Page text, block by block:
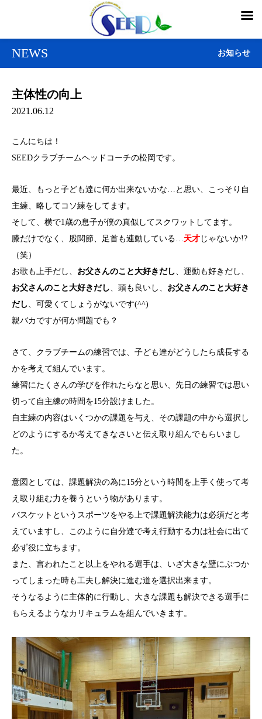
NEWS お知らせ
主体性の向上
2021.06.12
こんにちは！
SEEDクラブチームヘッドコーチの松岡です。
最近、もっと子ども達に何か出来ないかな…と思い、こっそり自
主練、略してコソ練をしてます。
そして、横で1歳の息子が僕の真似してスクワットしてます。
膝だけでなく、股関節、足首も連動している…天才 じゃないか!?
（笑）
お歌も上手だし、 お父さんのこと大好きだし、運動も好きだし、
お父さんのこと大好きだし、頭も良いし、 お父さんのこと大好き
だし、可愛くてしょうがないです(^^)
親バカですが何か問題でも？
さて、クラブチームの練習では、子ども達がどうしたら成長する
かを考えて組んでいます。
練習にたくさんの学びを作れたらなと思い、先日の練習では思い
切って自主練の時間を15分設けました。
自主練の内容はいくつかの課題を与え、その課題の中から選択し
どのようにするか考えてきなさいと伝え取り組んでもらいまし
た。
意図としては、課題解決の為に15分という時間を上手く使って考
え取り組む力を養うという物があります。
バスケットというスポーツをやる上で課題解決能力は必須だと考
えていますし、このように自分達で考え行動する力は社会に出て
必ず役に立ちます。
また、言われたこと以上をやれる選手は、いざ大きな壁にぶつか
ってしまった時も工夫し解決に進む道を選択出来ます。
そうなるように主体的に行動し、大きな課題も解決できる選手に
もらえるようなカリキュラムを組んでいきます。